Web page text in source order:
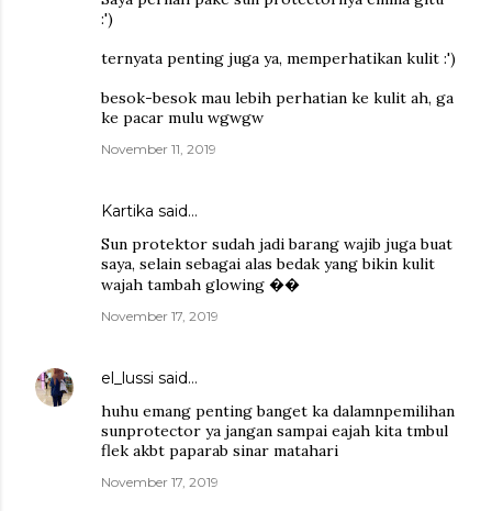
:')
ternyata penting juga ya, memperhatikan kulit :')
besok-besok mau lebih perhatian ke kulit ah, ga
ke pacar mulu wgwgw
November 11, 2019
Kartika said…
Sun protektor sudah jadi barang wajib juga buat
saya, selain sebagai alas bedak yang bikin kulit
wajah tambah glowing ��
November 17, 2019
el_lussi said…
huhu emang penting banget ka dalamnpemilihan
sunprotector ya jangan sampai eajah kita tmbul
flek akbt paparab sinar matahari
November 17, 2019